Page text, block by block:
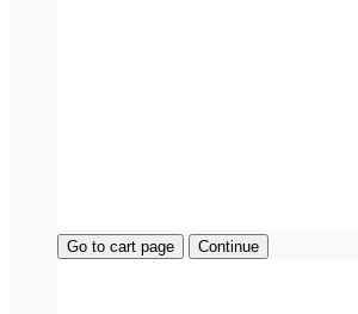
Go to cart page Continue